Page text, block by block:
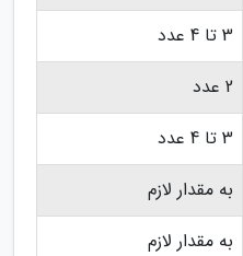
3 تا 4 عدد
2 عدد
3 تا 4 عدد
به مقدار لازم
به مقدار لازم